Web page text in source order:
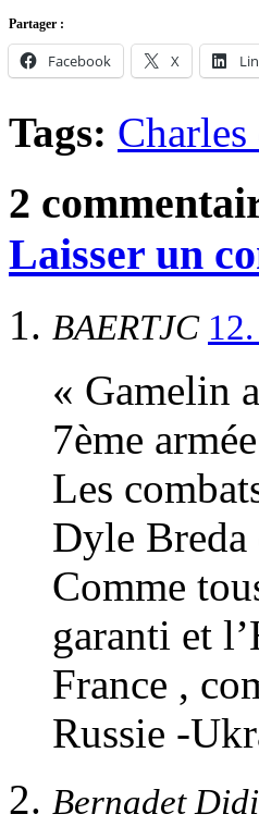
Partager :
Facebook X
Tags:
2
Laisser un
BAERTJC
« Gamelin
7ème
Les
Dyle Breda
Comme
garanti et
France ,
Russie -
Bernadet